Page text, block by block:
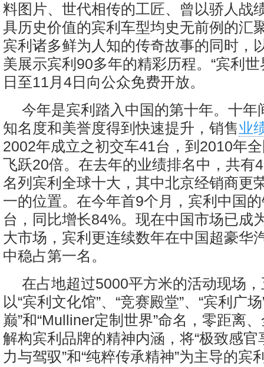
料图片、世代相传的工匠、曾以骄人战
具历史价值的宾利车型均史无前例的汇
宾利诸多鲜为人知的传奇故事的同时，
美展示宾利90多年的精彩历程。“宾利世
日至11月4日向公众免费开放。
今年是宾利踏入中国的第十年。十年
知名度和美誉度得到快速提升，销售业
2002年成立之初交车41台，到2010年
飞跃20倍。在去年的业绩排名中，共有
名列宾利全球十大，其中北京经销商更
一的位置。在今年首9个月，宾利中国
台，同比增长84%。现在中国市场已成
大市场，宾利更连续数年在中国超豪华
中稳占第一名。
在占地超过5000平方米的活动现场
以“宾利文化馆”、“竞赛殿堂”、“宾利广
巅”和“Mulliner定制世界”命名，零距离
解构宾利品牌的精神内涵，将“极致感官
力与驾驭”和“纯粹传承精神”为主导的宾